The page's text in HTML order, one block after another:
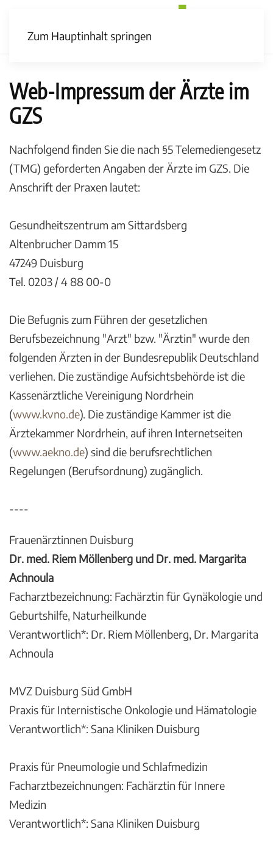
Zum Hauptinhalt springen
Web-Impressum der Ärzte im
GZS
Nachfolgend finden Sie die nach §5 Telemediengesetz
(TMG) geforderten Angaben der Ärzte im GZS. Die
Anschrift der Praxen lautet:
Gesundheitszentrum am Sittardsberg
Altenbrucher Damm 15
47249 Duisburg
Tel. 0203 / 4 88 00-0
Die Befugnis zum Führen der gesetzlichen
Berufsbezeichnung "Arzt" bzw. "Ärztin" wurde den
folgenden Ärzten in der Bundesrepublik Deutschland
verliehen. Die zuständige Aufsichtsbehörde ist die
Kassenärztliche Vereinigung Nordrhein
(www.kvno.de). Die zuständige Kammer ist die
Ärztekammer Nordrhein, auf ihren Internetseiten
(www.aekno.de) sind die berufsrechtlichen
Regelungen (Berufsordnung) zugänglich.
----
Frauenärztinnen Duisburg
Dr. med. Riem Möllenberg und Dr. med. Margarita
Achnoula
Facharztbezeichnung: Fachärztin für Gynäkologie und
Geburtshilfe, Naturheilkunde
Verantwortlich*: Dr. Riem Möllenberg, Dr. Margarita
Achnoula
MVZ Duisburg Süd GmbH
Praxis für Internistische Onkologie und Hämatologie
Verantwortlich*: Sana Kliniken Duisburg
Praxis für Pneumologie und Schlafmedizin
Facharztbezeichnungen: Fachärztin für Innere
Medizin
Verantwortlich*: Sana Kliniken Duisburg